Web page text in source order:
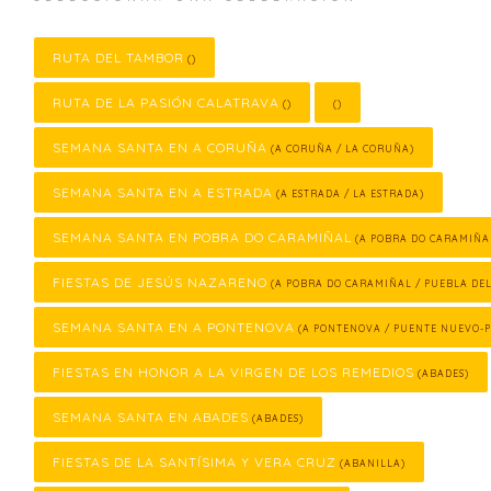
RUTA DEL TAMBOR ()
RUTA DE LA PASIÓN CALATRAVA () ()
SEMANA SANTA EN A CORUÑA (A CORUÑA / LA CORUÑA)
SEMANA SANTA EN A ESTRADA (A ESTRADA / LA ESTRADA)
SEMANA SANTA EN POBRA DO CARAMIÑAL (A POBRA DO
FIESTAS DE JESÚS NAZARENO (A POBRA DO CARAMIÑAL / PUEBLA
SEMANA SANTA EN A PONTENOVA (A PONTENOVA / PUENTE NUEVO-
FIESTAS EN HONOR A LA VIRGEN DE LOS REMEDIOS (ABADES)
SEMANA SANTA EN ABADES (ABADES)
FIESTAS DE LA SANTÍSIMA Y VERA CRUZ (ABANILLA)